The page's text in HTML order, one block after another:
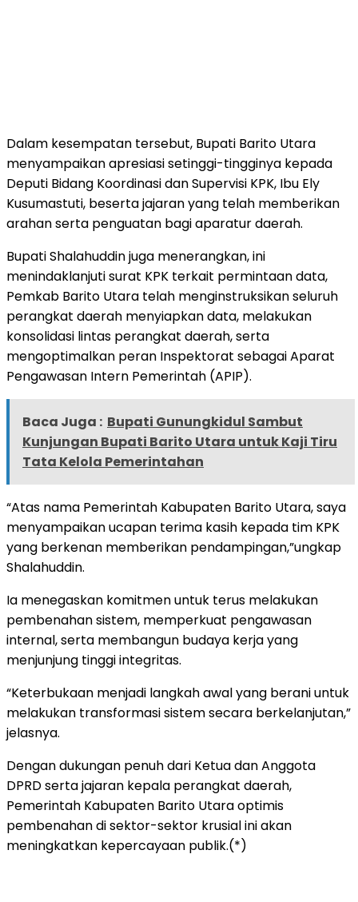
Dalam kesempatan tersebut, Bupati Barito Utara
menyampaikan apresiasi setinggi-tingginya kepada
Deputi Bidang Koordinasi dan Supervisi KPK, Ibu Ely
Kusumastuti, beserta jajaran yang telah memberikan
arahan serta penguatan bagi aparatur daerah.
Bupati Shalahuddin juga menerangkan, ini
menindaklanjuti surat KPK terkait permintaan data,
Pemkab Barito Utara telah menginstruksikan seluruh
perangkat daerah menyiapkan data, melakukan
konsolidasi lintas perangkat daerah, serta
mengoptimalkan peran Inspektorat sebagai Aparat
Pengawasan Intern Pemerintah (APIP).
Baca Juga : Bupati Gunungkidul Sambut
Kunjungan Bupati Barito Utara untuk Kaji Tiru
Tata Kelola Pemerintahan
“Atas nama Pemerintah Kabupaten Barito Utara, saya
menyampaikan ucapan terima kasih kepada tim KPK
yang berkenan memberikan pendampingan,”ungkap
Shalahuddin.
Ia menegaskan komitmen untuk terus melakukan
pembenahan sistem, memperkuat pengawasan
internal, serta membangun budaya kerja yang
menjunjung tinggi integritas.
“Keterbukaan menjadi langkah awal yang berani untuk
melakukan transformasi sistem secara berkelanjutan,”
jelasnya.
Dengan dukungan penuh dari Ketua dan Anggota
DPRD serta jajaran kepala perangkat daerah,
Pemerintah Kabupaten Barito Utara optimis
pembenahan di sektor-sektor krusial ini akan
meningkatkan kepercayaan publik.(*)